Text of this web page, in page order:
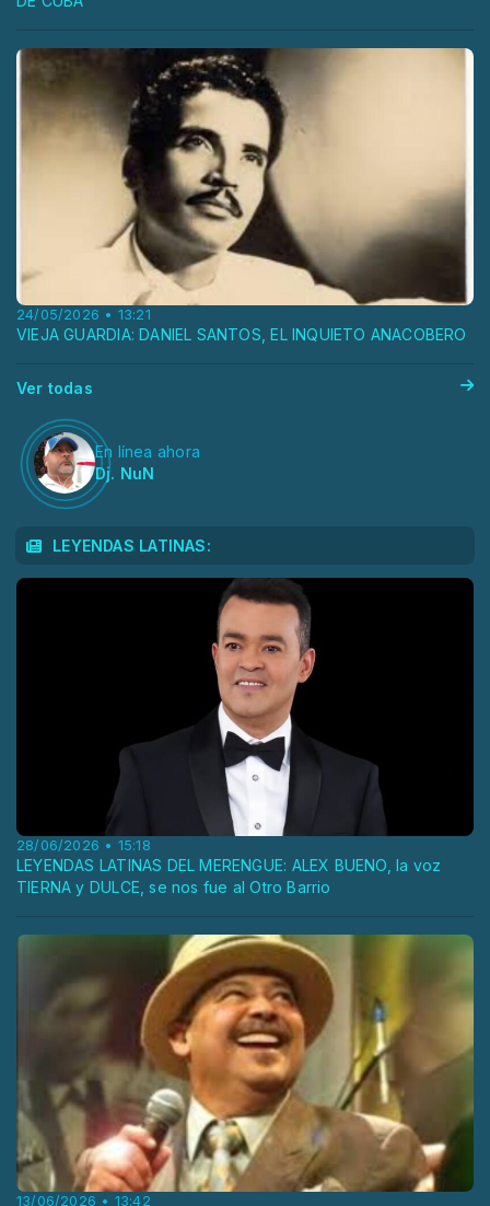
24/05/2026 • 13:21
VIEJA GUARDIA: DANIEL SANTOS, EL INQUIETO ANACOBERO
Ver todas
En línea ahora
Dj. NuN
LEYENDAS LATINAS:
28/06/2026 • 15:18
LEYENDAS LATINAS DEL MERENGUE: ALEX BUENO, la voz
TIERNA y DULCE, se nos fue al Otro Barrio
13/06/2026 • 13:42